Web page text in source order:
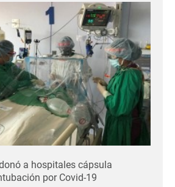
a hospitales cápsula
por Covid-19